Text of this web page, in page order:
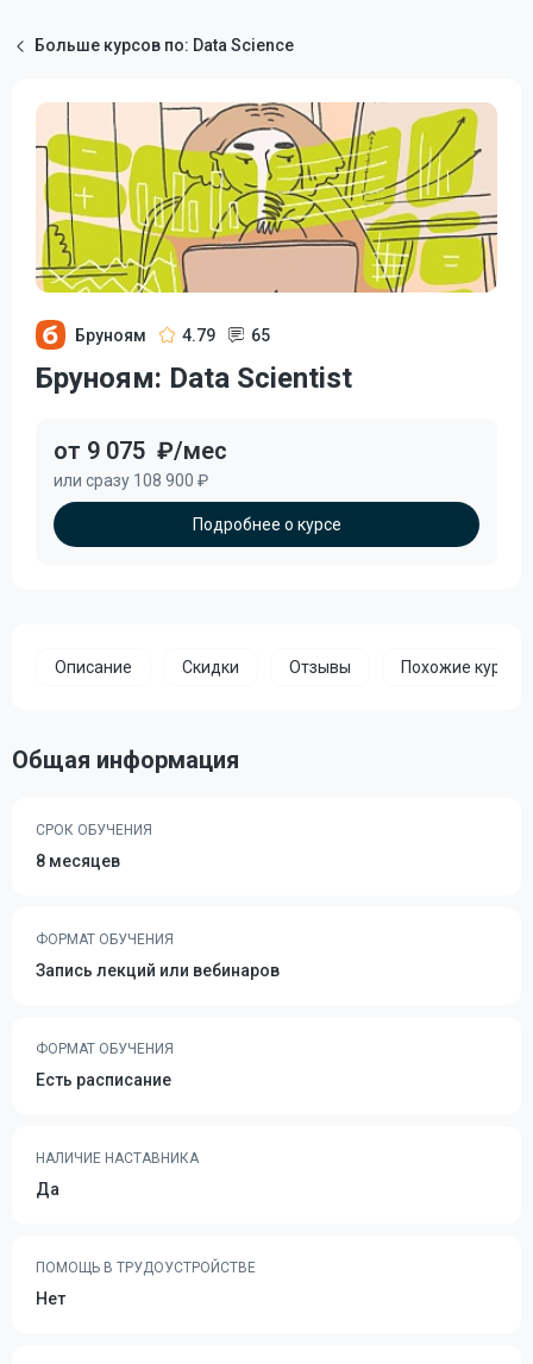
Больше курсов по: Data Science
Бруноям 4.79 65
Бруноям: Data Scientist
от 9 075 ₽/мес
или сразу 108 900 ₽
Подробнее о курсе
Описание Скидки Отзывы Похожие курсы
Общая информация
СРОК ОБУЧЕНИЯ
8 месяцев
ФОРМАТ ОБУЧЕНИЯ
Запись лекций или вебинаров
ФОРМАТ ОБУЧЕНИЯ
Есть расписание
НАЛИЧИЕ НАСТАВНИКА
Да
ПОМОЩЬ В ТРУДОУСТРОЙСТВЕ
Нет